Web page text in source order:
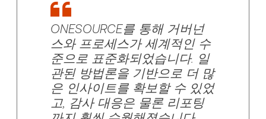
ONESOURCE를 통해 거버넌
스와 프로세스가 세계적인 수
준으로 표준화되었습니다. 일
관된 방법론을 기반으로 더 많
은 인사이트를 확보할 수 있었
고, 감사 대응은 물론 리포팅